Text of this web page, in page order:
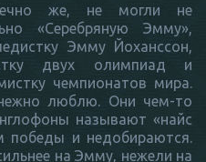
же, не могли не
«Серебряную Эмму»,
Эмму Йоханссон,
двух олимпиад и
чемпионатов мира.
люблю. Они чем-то
называют «найс
победы и недобираются.
на Эмму, нежели на